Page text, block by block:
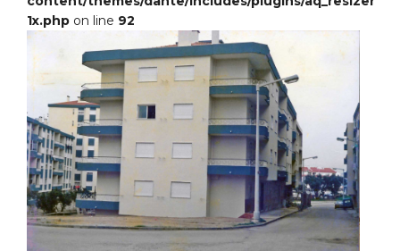
1x.php on line 92